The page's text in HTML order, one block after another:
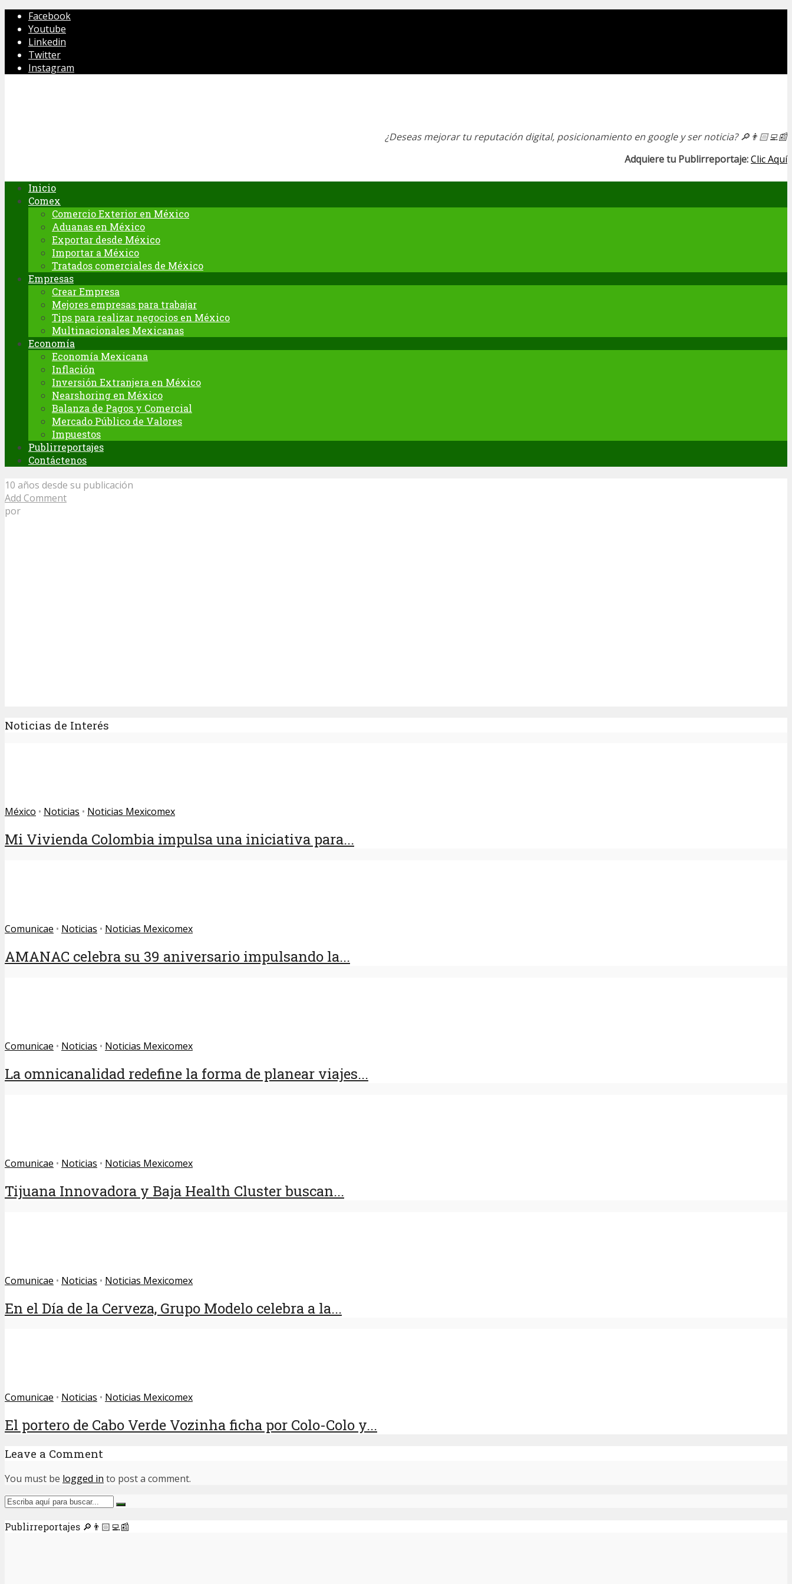
Facebook
Youtube
Linkedin
Twitter
Instagram
¿Deseas mejorar tu reputación digital, posicionamiento en google y ser noticia?🔎👨🏻‍💻📰
Adquiere tu Publirreportaje:Clic Aquí
Inicio
Comex
Comercio Exterior en México
Aduanas en México
Exportar desde México
Importar a México
Tratados comerciales de México
Empresas
Crear Empresa
Mejores empresas para trabajar
Tips para realizar negocios en México
Multinacionales Mexicanas
Economía
Economía Mexicana
Inflación
Inversión Extranjera en México
Nearshoring en México
Balanza de Pagos y Comercial
Mercado Público de Valores
Impuestos
Publirreportajes
Contáctenos
10 años desde su publicación
Add Comment
por
Noticias de Interés
México • Noticias • Noticias Mexicomex
Mi Vivienda Colombia impulsa una iniciativa para...
Comunicae • Noticias • Noticias Mexicomex
AMANAC celebra su 39 aniversario impulsando la...
Comunicae • Noticias • Noticias Mexicomex
La omnicanalidad redefine la forma de planear viajes...
Comunicae • Noticias • Noticias Mexicomex
Tijuana Innovadora y Baja Health Cluster buscan...
Comunicae • Noticias • Noticias Mexicomex
En el Día de la Cerveza, Grupo Modelo celebra a la...
Comunicae • Noticias • Noticias Mexicomex
El portero de Cabo Verde Vozinha ficha por Colo-Colo y...
Leave a Comment
You must be logged in to post a comment.
Publirreportajes 🔎👨🏻‍💻📰